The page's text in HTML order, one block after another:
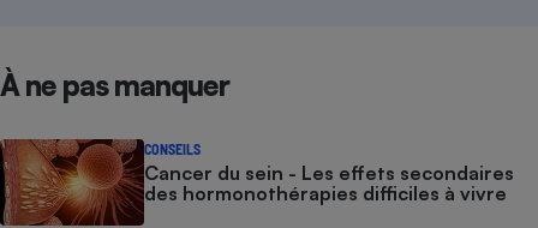
À ne pas manquer
CONSEILS
Cancer du sein - Les effets secondaires
des hormonothérapies difficiles à vivre